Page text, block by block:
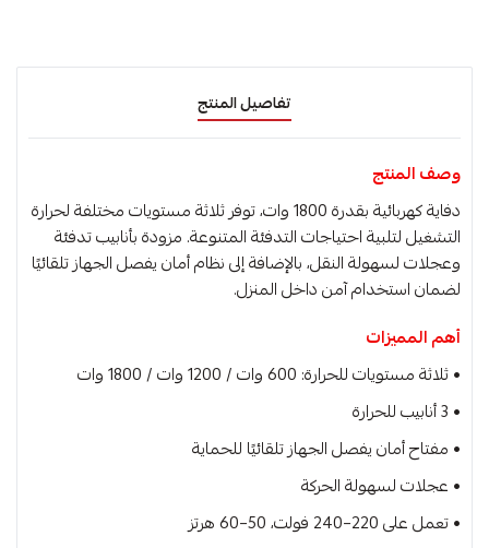
تفاصيل المنتج
وصف المنتج
دفاية كهربائية بقدرة 1800 وات، توفر ثلاثة مستويات مختلفة لحرارة
التشغيل لتلبية احتياجات التدفئة المتنوعة. مزودة بأنابيب تدفئة
وعجلات لسهولة النقل، بالإضافة إلى نظام أمان يفصل الجهاز تلقائيًا
لضمان استخدام آمن داخل المنزل.
أهم المميزات
• ثلاثة مستويات للحرارة: 600 وات / 1200 وات / 1800 وات
• 3 أنابيب للحرارة
• مفتاح أمان يفصل الجهاز تلقائيًا للحماية
• عجلات لسهولة الحركة
• تعمل على 220–240 فولت، 50–60 هرتز